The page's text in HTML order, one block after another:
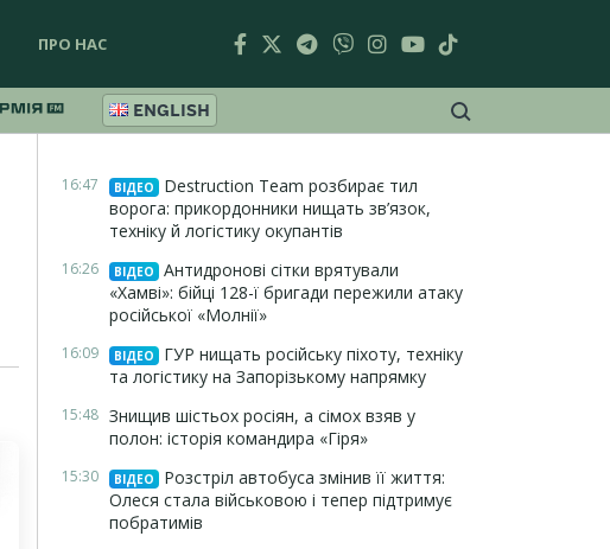
ПРО НАС
ENGLISH
16:47 ВІДЕО
Destruction Team розбирає тил
ворога: прикордонники нищать зв’язок,
техніку й логістику окупантів
16:26 ВІДЕО
Антидронові сітки врятували
«Хамві»: бійці 128-ї бригади пережили атаку
російської «Молнії»
16:09 ВІДЕО
ГУР нищать російську піхоту, техніку
та логістику на Запорізькому напрямку
15:48 Знищив шістьох росіян, а сімох взяв у
полон: історія командира «Гіря»
15:30 ВІДЕО
Розстріл автобуса змінив її життя:
Олеся стала військовою і тепер підтримує
побратимів